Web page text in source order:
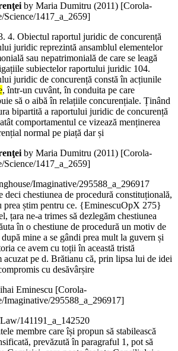
by Maria Dumitru (2011) [Corola-
Science/1417_a_2659]
4. Obiectul raportul juridic de concurență
juridic reprezintă ansamblul elementelor
sau nepatrimonială de care se leagă
subiectelor raportului juridic 104.
juridic de concurență constă în acțiunile
, într-un cuvânt, în conduita pe care
să o aibă în relațiile concurențiale. Ținând
bipartită a raportului juridic de concurență
comportamentul ce vizează menținerea
normal pe piață dar și
by Maria Dumitru (2011) [Corola-
Science/1417_a_2659]
Imaginative/295588_a_296917
deci chestiunea de procedură constituțională,
prea știm pentru ce. {EminescuOpX 275}
țara ne-a trimes să dezlegăm chestiunea
în o chestiune de procedură un motiv de
după mine a se gândi prea mult la guvern și
ce avem cu toții în această tristă
acuzat pe d. Brătianu că, prin lipsa lui de idei
cu desăvârșire
Eminescu [Corola-
Imaginative/295588_a_296917]
141191_a_142520
membre care își propun să stabilească
prevăzută în paragraful 1, pot să